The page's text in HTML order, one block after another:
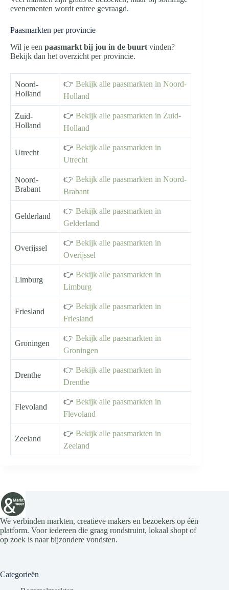
evenementen wordt entree gevraagd.
Paasmarkten per provincie
Wil je een paasmarkt bij jou in de buurt vinden?
Bekijk dan het overzicht per provincie.
Noord-
Holland
👉 Bekijk alle paasmarkten in Noord-
Holland
Zuid-
Holland
👉 Bekijk alle paasmarkten in Zuid-
Holland
Utrecht
👉 Bekijk alle paasmarkten in
Utrecht
Noord-
Brabant
👉 Bekijk alle paasmarkten in Noord-
Brabant
Gelderland
👉 Bekijk alle paasmarkten in
Gelderland
Overijssel
👉 Bekijk alle paasmarkten in
Overijssel
Limburg
👉 Bekijk alle paasmarkten in
Limburg
Friesland
👉 Bekijk alle paasmarkten in
Friesland
Groningen
👉 Bekijk alle paasmarkten in
Groningen
Drenthe
👉 Bekijk alle paasmarkten in
Drenthe
Flevoland
👉 Bekijk alle paasmarkten in
Flevoland
Zeeland
👉 Bekijk alle paasmarkten in
Zeeland
We verbinden markten, creatieve makers en bezoekers op één
platform. Voor iedereen die graag rondstruint, lokaal shopt of
op zoek is naar bijzondere vondsten.
Categorieën